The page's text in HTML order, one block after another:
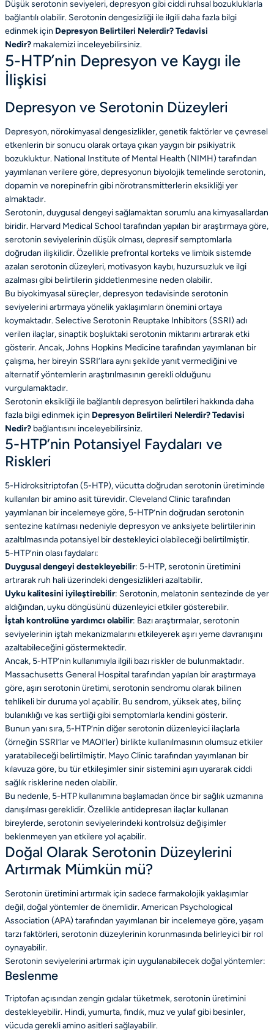
Düşük serotonin seviyeleri, depresyon gibi ciddi ruhsal bozukluklarla
bağlantılı olabilir. Serotonin dengesizliği ile ilgili daha fazla bilgi
edinmek için Depresyon Belirtileri Nelerdir? Tedavisi
Nedir? makalemizi inceleyebilirsiniz.
5-HTP’nin Depresyon ve Kaygı ile
İlişkisi
Depresyon ve Serotonin Düzeyleri
Depresyon, nörokimyasal dengesizlikler, genetik faktörler ve çevresel
etkenlerin bir sonucu olarak ortaya çıkan yaygın bir psikiyatrik
bozukluktur. National Institute of Mental Health (NIMH) tarafından
yayımlanan verilere göre, depresyonun biyolojik temelinde serotonin,
dopamin ve norepinefrin gibi nörotransmitterlerin eksikliği yer
almaktadır.
Serotonin, duygusal dengeyi sağlamaktan sorumlu ana kimyasallardan
biridir. Harvard Medical School tarafından yapılan bir araştırmaya göre,
serotonin seviyelerinin düşük olması, depresif semptomlarla
doğrudan ilişkilidir. Özellikle prefrontal korteks ve limbik sistemde
azalan serotonin düzeyleri, motivasyon kaybı, huzursuzluk ve ilgi
azalması gibi belirtilerin şiddetlenmesine neden olabilir.
Bu biyokimyasal süreçler, depresyon tedavisinde serotonin
seviyelerini artırmaya yönelik yaklaşımların önemini ortaya
koymaktadır. Selective Serotonin Reuptake Inhibitors (SSRI) adı
verilen ilaçlar, sinaptik boşluktaki serotonin miktarını artırarak etki
gösterir. Ancak, Johns Hopkins Medicine tarafından yayımlanan bir
çalışma, her bireyin SSRI’lara aynı şekilde yanıt vermediğini ve
alternatif yöntemlerin araştırılmasının gerekli olduğunu
vurgulamaktadır.
Serotonin eksikliği ile bağlantılı depresyon belirtileri hakkında daha
fazla bilgi edinmek için Depresyon Belirtileri Nelerdir? Tedavisi
Nedir? bağlantısını inceleyebilirsiniz.
5-HTP’nin Potansiyel Faydaları ve
Riskleri
5-Hidroksitriptofan (5-HTP), vücutta doğrudan serotonin üretiminde
kullanılan bir amino asit türevidir. Cleveland Clinic tarafından
yayımlanan bir incelemeye göre, 5-HTP’nin doğrudan serotonin
sentezine katılması nedeniyle depresyon ve anksiyete belirtilerinin
azaltılmasında potansiyel bir destekleyici olabileceği belirtilmiştir.
5-HTP’nin olası faydaları:
Duygusal dengeyi destekleyebilir: 5-HTP, serotonin üretimini
artırarak ruh hali üzerindeki dengesizlikleri azaltabilir.
Uyku kalitesini iyileştirebilir: Serotonin, melatonin sentezinde de yer
aldığından, uyku döngüsünü düzenleyici etkiler gösterebilir.
İştah kontrolüne yardımcı olabilir: Bazı araştırmalar, serotonin
seviyelerinin iştah mekanizmalarını etkileyerek aşırı yeme davranışını
azaltabileceğini göstermektedir.
Ancak, 5-HTP’nin kullanımıyla ilgili bazı riskler de bulunmaktadır.
Massachusetts General Hospital tarafından yapılan bir araştırmaya
göre, aşırı serotonin üretimi, serotonin sendromu olarak bilinen
tehlikeli bir duruma yol açabilir. Bu sendrom, yüksek ateş, bilinç
bulanıklığı ve kas sertliği gibi semptomlarla kendini gösterir.
Bunun yanı sıra, 5-HTP’nin diğer serotonin düzenleyici ilaçlarla
(örneğin SSRI’lar ve MAOI’ler) birlikte kullanılmasının olumsuz etkiler
yaratabileceği belirtilmiştir. Mayo Clinic tarafından yayımlanan bir
kılavuza göre, bu tür etkileşimler sinir sistemini aşırı uyararak ciddi
sağlık risklerine neden olabilir.
Bu nedenle, 5-HTP kullanımına başlamadan önce bir sağlık uzmanına
danışılması gereklidir. Özellikle antidepresan ilaçlar kullanan
bireylerde, serotonin seviyelerindeki kontrolsüz değişimler
beklenmeyen yan etkilere yol açabilir.
Doğal Olarak Serotonin Düzeylerini
Artırmak Mümkün mü?
Serotonin üretimini artırmak için sadece farmakolojik yaklaşımlar
değil, doğal yöntemler de önemlidir. American Psychological
Association (APA) tarafından yayımlanan bir incelemeye göre, yaşam
tarzı faktörleri, serotonin düzeylerinin korunmasında belirleyici bir rol
oynayabilir.
Serotonin seviyelerini artırmak için uygulanabilecek doğal yöntemler:
Beslenme
Triptofan açısından zengin gıdalar tüketmek, serotonin üretimini
destekleyebilir. Hindi, yumurta, fındık, muz ve yulaf gibi besinler,
vücuda gerekli amino asitleri sağlayabilir.